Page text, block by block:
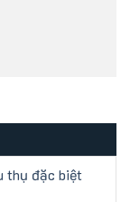
thụ đặc biệt